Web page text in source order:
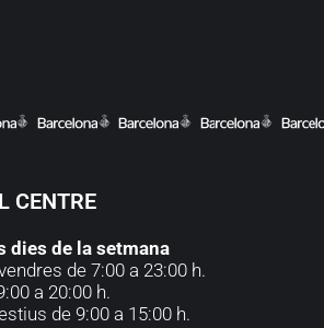
CENTRE
dies de la setmana
de 7:00 a 23:00 h.
a 20:00 h.
de 9:00 a 15:00 h.